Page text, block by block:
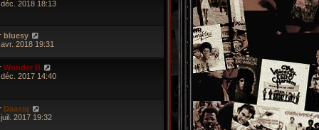
2018 18:13
bluesy
2018 19:31
Wonder B
déc. 2017 14:40
Daasiq
2017 19:32